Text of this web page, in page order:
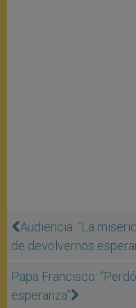
Audiencia: "La
de devolvernos
Papa Francisco:
esperanza”